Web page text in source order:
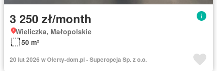
3 250 zł/month
Wieliczka, Małopolskie
50 m²
20 lut 2026 w Oferty-dom.pl - Superopcja Sp. z o.o.